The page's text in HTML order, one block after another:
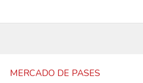
MERCADO DE PASES